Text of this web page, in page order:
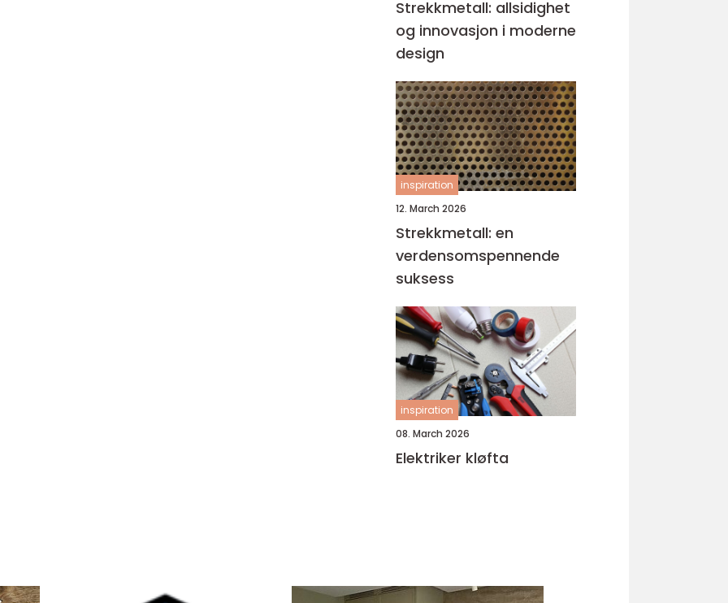
Strekkmetall: allsidighet
og innovasjon i moderne
design
inspiration
12. March 2026
Strekkmetall: en
verdensomspennende
suksess
inspiration
08. March 2026
Elektriker kløfta